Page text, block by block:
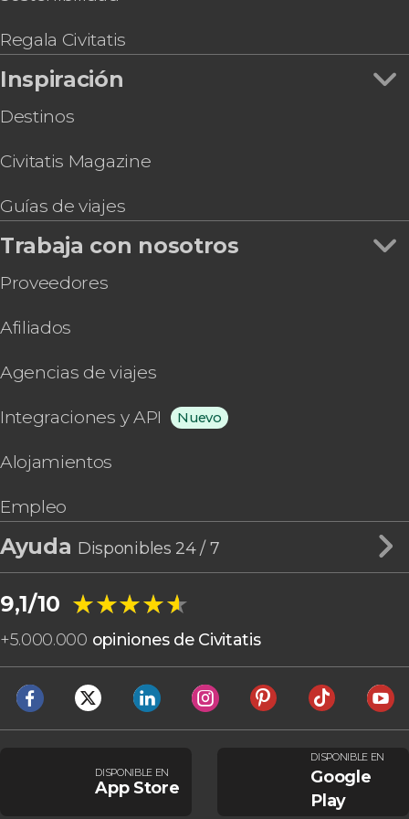
tesoro
Entrada a la Basílica de San Juan de Dios con
audioguía
Regala Civitatis
Inspiración
Destinos
Civitatis Magazine
Guías de viajes
Trabaja con nosotros
Proveedores
Afiliados
Agencias de viajes
Integraciones y API Nuevo
Alojamientos
Empleo
Ayuda Disponibles 24 / 7
9,1/10 ★★★★★
★★★★★
+5.000.000 opiniones de Civitatis
DISPONIBLE EN
App Store
DISPONIBLE EN
Google
Play